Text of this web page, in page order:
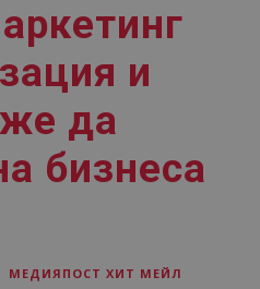
и
да
бизнеса
МЕДИЯПОСТ ХИТ МЕЙЛ